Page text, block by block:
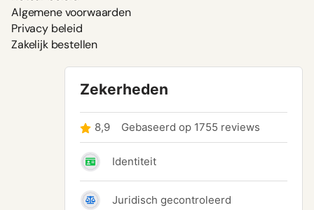
Algemene voorwaarden
Privacy beleid
Zakelijk bestellen